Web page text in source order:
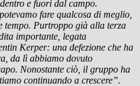
e fuori dal campo.
fare qualcosa di meglio,
tempo. Purtroppo già alla terza
importante, legata
Kerper: una defezione che ha
da lì abbiamo dovuto
Nonostante ciò, il gruppo ha
continuando a crescere”.